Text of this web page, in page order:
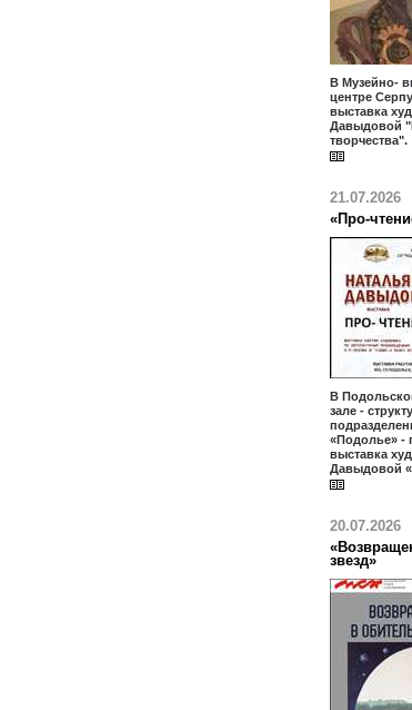
В Музейно-
центре
выставка
Давыдовой
творчества".
21.07.2026
«Про-
В
зале -
«Подолье» -
выставка
Давыдовой
20.07.2026
звезд»